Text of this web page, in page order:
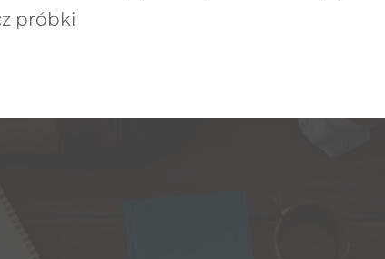
próbki